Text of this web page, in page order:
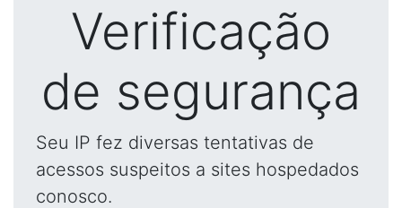
Verificação
de segurança
Seu IP fez diversas tentativas de
acessos suspeitos a sites hospedados
conosco.